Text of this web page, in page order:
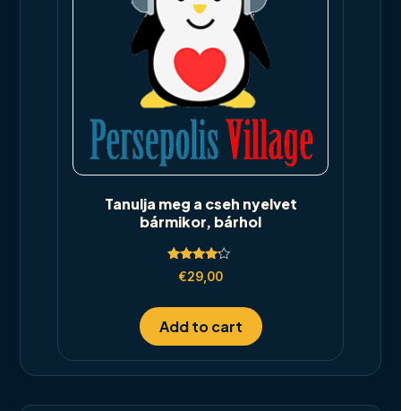
Tanulja meg a cseh nyelvet
bármikor, bárhol
Rated
4.00
€29,00
Add to cart